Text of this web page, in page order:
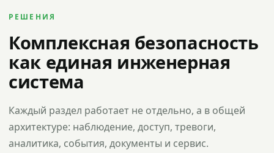
РЕШЕНИЯ
Комплексная безопасность
как единая инженерная
система
Каждый раздел работает не отдельно, а в общей
архитектуре: наблюдение, доступ, тревоги,
аналитика, события, документы и сервис.